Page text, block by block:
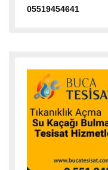
05519454641